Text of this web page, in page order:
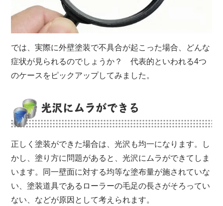
では、実際に外壁塗装で不具合が起こった場合、どんな
症状が見られるのでしょうか？ 代表的といわれる4つ
のケースをピックアップしてみました。
光沢にムラができる
正しく塗装ができた場合は、光沢も均一になります。し
かし、塗り方に問題があると、光沢にムラができてしま
います。同一壁面に対する均等な塗布量が施されていな
い、塗装道具であるローラーの毛足の長さがそろってい
ない、などが原因として考えられます。